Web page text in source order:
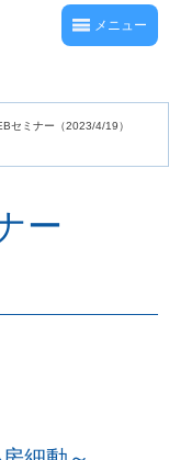
メニュー
セミナー（2023/4/19）
ー